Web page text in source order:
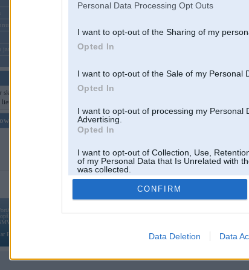
Personal Data Processing Opt Outs
I want to opt-out of the Sharing of my
Opted In
I want to opt-out of the Sale of my Personal
Opted In
I want to opt-out of processing my Personal
Advertising.
Opted In
I want to opt-out of Collection, Use,
of my Personal Data that Is Unrelated with
was collected.
Opted Out
CONFIRM
Data Deletion Data
108
BMWPower.lv darbojas
2002. gada 14. maija. Tas nav auto klubs un nav saistīts ar
AG.
BMWPower